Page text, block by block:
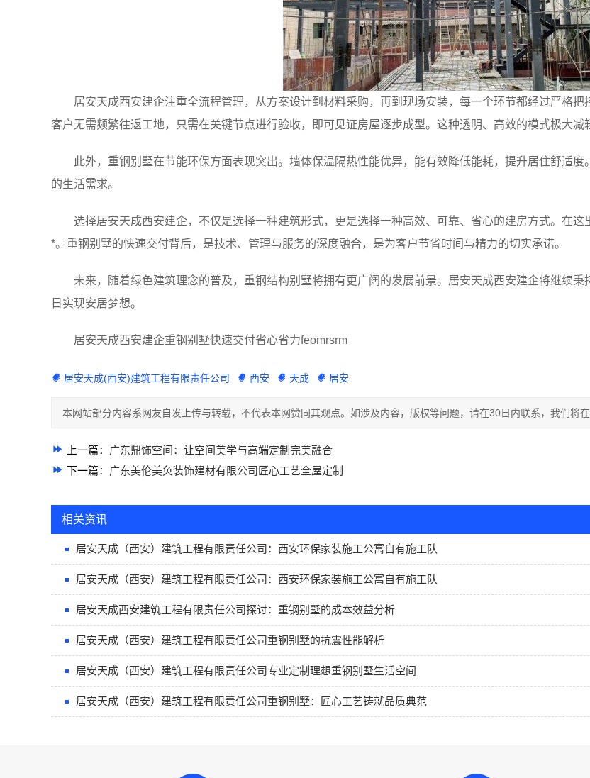
居安天成西安建企注重全流程管理，从方案设计到材料采购，再到现场安装，每一个环节都经过严格
客户无需频繁往返工地，只需在关键节点进行验收，即可见证房屋逐步成型。这种透明、高效的模式极大减
此外，重钢别墅在节能环保方面表现突出。墙体保温隔热性能优异，能有效降低能耗，提升居住舒适
的生活需求。
选择居安天成西安建企，不仅是选择一种建筑形式，更是选择一种高效、可靠、省心的建房方式。在
*。重钢别墅的快速交付背后，是技术、管理与服务的深度融合，是为客户节省时间与精力的切实承诺。
未来，随着绿色建筑理念的普及，重钢结构别墅将拥有更广阔的发展前景。居安天成西安建企将继续
日实现安居梦想。
居安天成西安建企重钢别墅快速交付省心省力feomrsrm
居安天成(西安)建筑工程有限责任公司 西安 天成 居安
本网站部分内容系网友自发上传与转载，不代表本网赞同其观点。如涉及内容，版权等问题，请在30日内联系，我们将在
上一篇： 广东鼎饰空间：让空间美学与高端定制完美融合
下一篇： 广东美伦美奂装饰建材有限公司匠心工艺全屋定制
相关资讯
居安天成（西安）建筑工程有限责任公司：西安环保家装施工公寓自有施工队
居安天成（西安）建筑工程有限责任公司：西安环保家装施工公寓自有施工队
居安天成西安建筑工程有限责任公司探讨：重钢别墅的成本效益分析
居安天成（西安）建筑工程有限责任公司重钢别墅的抗震性能解析
居安天成（西安）建筑工程有限责任公司专业定制理想重钢别墅生活空间
居安天成（西安）建筑工程有限责任公司重钢别墅：匠心工艺铸就品质典范